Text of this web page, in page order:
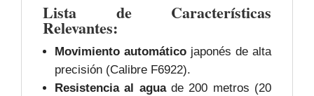
Lista de Características
Relevantes:
Movimiento automático japonés de alta
precisión (Calibre F6922).
Resistencia al aguade 200 metros (20